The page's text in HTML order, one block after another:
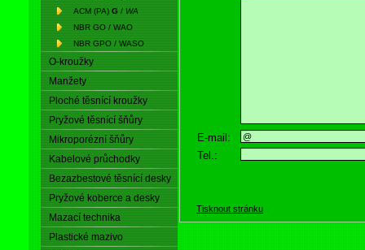
ACM (PA) G / WA
NBR GO / WAO
NBR GPO / WASO
O-kroužky
Manžety
Ploché těsnící kroužky
Pryžové těsnící šňůry
Mikroporézní šňůry
Kabelové průchodky
Bezazbestové těsnící desky
Pryžové koberce a desky
Mazací technika
Plastické mazivo
E-mail:
Tel.:
Tisknout stránku